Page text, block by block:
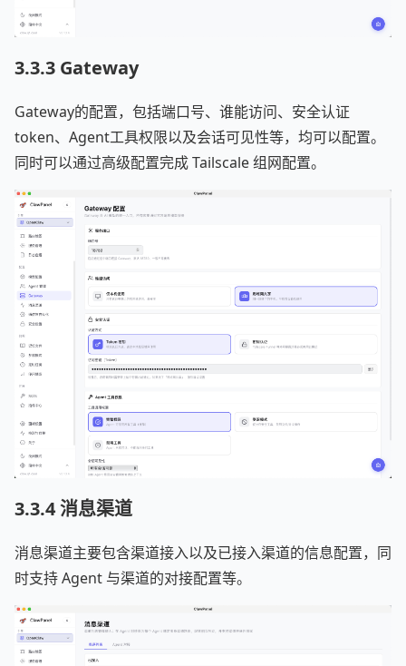
3.3.3 Gateway
Gateway的配置，包括端口号、谁能访问、安全认证
token、Agent工具权限以及会话可见性等，均可以配置。
同时可以通过高级配置完成 Tailscale 组网配置。
3.3.4 消息渠道
消息渠道主要包含渠道接入以及已接入渠道的信息配置，同
时支持 Agent 与渠道的对接配置等。